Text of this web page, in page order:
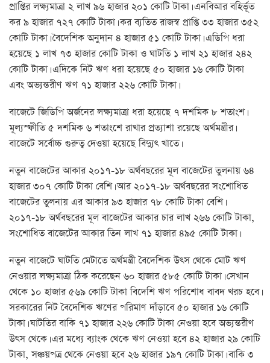
প্রাপ্তির লক্ষ্যমাত্রা ২ লাখ ৯৬ হাজার ২০১ কোটি টাকা। এনবিআর বহির্ভূত
কর ৯ হাজার ৭২৭ কোটি টাকা। কর ব্যতিত রাজস্ব প্রাপ্তি ৩৩ হাজার ৩৫২
কোটি টাকা। বৈদেশিক অনুদান ৪ হাজার ৫১ কোটি টাকা। এডিপি ধরা
হয়েছে ১ লাখ ৭৩ হাজার কোটি টাকা ও ঘাটতি ১ লাখ ২১ হাজার ২৪২
কোটি টাকা। এদিকে নিট ঋণ ধরা হয়েছে ৫০ হাজার ১৬ কোটি টাকা
এবং অভ্যন্তরীণ ঋণ ৭১ হাজার ২২৬ কোটি টাকা।
বাজেটে জিডিপি অর্জনের লক্ষ্যমাত্রা ধরা হয়েছে ৭ দশমিক ৮ শতাংশ।
মূল্যস্ফীতি ৫ দশমিক ৬ শতাংশে রাখার প্রত্যাশা রয়েছে অর্থমন্ত্রীর।
বাজেটে সর্বোচ্চ গুরুত্ব দেওয়া হয়েছে বিদ্যুৎ খাতে।
নতুন বাজেটের আকার ২০১৭-১৮ অর্থবছরের মূল বাজেটের তুলনায় ৬৪
হাজার ৩০৭ কোটি টাকা বেশি। আর ২০১৭-১৮ অর্থবছরের সংশোধিত
বাজেটের তুলনায় এর আকার ৯৩ হাজার ৭৮ কোটি টাকা বেশি।
২০১৭-১৮ অর্থবছরের মূল বাজেটের আকার চার লাখ ২৬৬ কোটি টাকা,
সংশোধিত বাজেটের আকার তিন লাখ ৭১ হাজার ৪৯৫ কোটি টাকা।
নতুন বাজেটে ঘাটতি মেটাতে অর্থমন্ত্রী বৈদেশিক উৎস থেকে মোট ঋণ
নেওয়ার লক্ষ্যমাত্রা ঠিক করেছেন ৬০ হাজার ৫৮৫ কোটি টাকা। সেখান
থেকে ১০ হাজার ৫৬৯ কোটি টাকা বিদেশি ঋণ পরিশোধ বাবদ খরচ হবে।
সরকারের নিট বৈদেশিক ঋণের পরিমাণ দাঁড়াবে ৫০ হাজার ১৬ কোটি
টাকা। ঘাটতির বাকি ৭১ হাজার ২২৬ কোটি টাকা নেওয়া হবে অভ্যন্তরীণ
উৎস থেকে। এর মধ্যে ব্যাংক থেকে ঋণ নেওয়া হবে ৪২ হাজার ২৯ কোটি
টাকা, সঞ্চয়পত্র থেকে নেওয়া হবে ২৬ হাজার ১৯৭ কোটি টাকা। বাকি ৩